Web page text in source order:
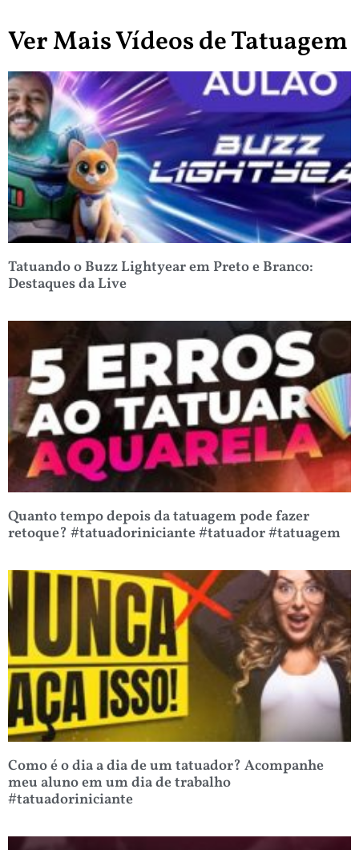
Ver Mais Vídeos de Tatuagem
Tatuando o Buzz Lightyear em Preto e Branco:
Destaques da Live
Quanto tempo depois da tatuagem pode fazer
retoque? #tatuadoriniciante #tatuador #tatuagem
Como é o dia a dia de um tatuador? Acompanhe
meu aluno em um dia de trabalho
#tatuadoriniciante